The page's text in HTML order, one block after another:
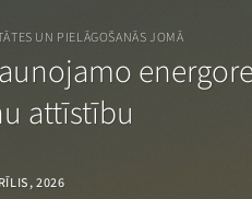
UN PIELĀGOŠANĀS JOMĀ
attīstību
2026